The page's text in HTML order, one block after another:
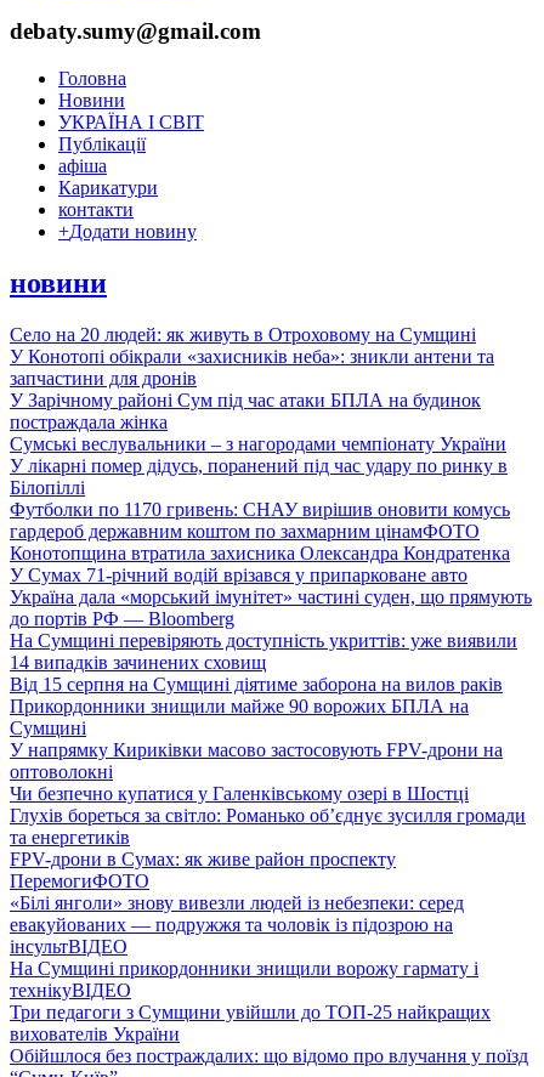
debaty.sumy@gmail.com
Головна
Новини
УКРАЇНА І СВІТ
Публікації
афіша
Карикатури
контакти
+Додати новину
новини
Село на 20 людей: як живуть в Отроховому на Сумщині
У Конотопі обікрали «захисників неба»: зникли антени та
запчастини для дронів
У Зарічному районі Сум під час атаки БПЛА на будинок
постраждала жінка
Сумські веслувальники – з нагородами чемпіонату України
У лікарні помер дідусь, поранений під час удару по ринку в
Білопіллі
Футболки по 1170 гривень: СНАУ вирішив оновити комусь
гардероб державним коштом по захмарним цінамФОТО
Конотопщина втратила захисника Олександра Кондратенка
У Сумах 71-річний водій врізався у припарковане авто
Україна дала «морський імунітет» частині суден, що прямують
до портів РФ — Bloomberg
На Сумщині перевіряють доступність укриттів: уже виявили
14 випадків зачинених сховищ
Від 15 серпня на Сумщині діятиме заборона на вилов раків
Прикордонники знищили майже 90 ворожих БПЛА на
Сумщині
У напрямку Кириківки масово застосовують FPV-дрони на
оптоволокні
Чи безпечно купатися у Галенківському озері в Шостці
Глухів бореться за світло: Романько об’єднує зусилля громади
та енергетиків
FPV-дрони в Сумах: як живе район проспекту
ПеремогиФОТО
«Білі янголи» знову вивезли людей із небезпеки: серед
евакуйованих — подружжя та чоловік із підозрою на
інсультВІДЕО
На Сумщині прикордонники знищили ворожу гармату і
технікуВІДЕО
Три педагоги з Сумщини увійшли до ТОП-25 найкращих
вихователів України
Обійшлося без постраждалих: що відомо про влучання у поїзд